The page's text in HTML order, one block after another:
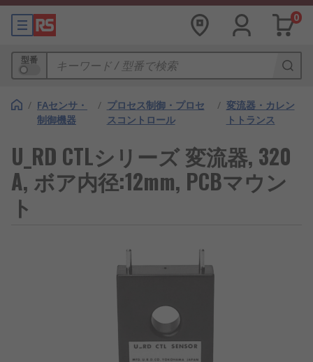
0
型番
/ FAセンサ・
制御機器
/ プロセス制御・プロセ
スコントロール
/ 変流器・カレン
トトランス
U_RD CTLシリーズ 変流器, 320
A, ボア内径:12mm, PCBマウン
ト